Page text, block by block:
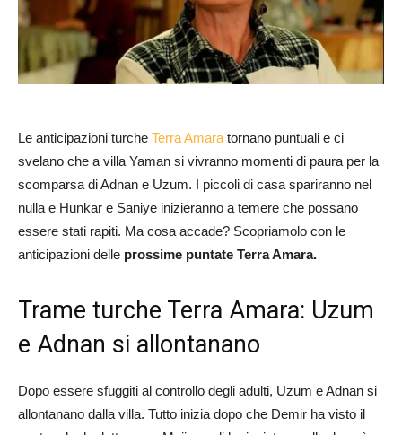
Le anticipazioni turche Terra Amara tornano puntuali e ci
svelano che a villa Yaman si vivranno momenti di paura per la
scomparsa di Adnan e Uzum. I piccoli di casa spariranno nel
nulla e Hunkar e Saniye inizieranno a temere che possano
essere stati rapiti. Ma cosa accade? Scopriamolo con le
anticipazioni delle prossime puntate Terra Amara.
Trame turche Terra Amara: Uzum
e Adnan si allontanano
Dopo essere sfuggiti al controllo degli adulti, Uzum e Adnan si
allontanano dalla villa. Tutto inizia dopo che Demir ha visto il